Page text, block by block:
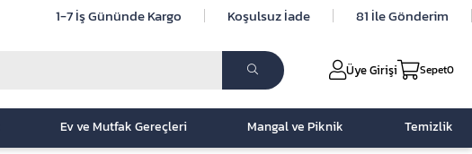
1-7 İş Gününde Kargo Koşulsuz İade 81 İle Gönderim
Üye Girişi Sepet0
Ev ve Mutfak Gereçleri Mangal ve Piknik Temizlik